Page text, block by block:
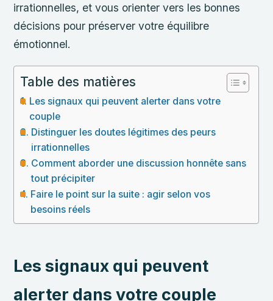
irrationnelles, et vous orienter vers les bonnes
décisions pour préserver votre équilibre
émotionnel.
Table des matières
Les signaux qui peuvent alerter dans votre
couple
Distinguer les doutes légitimes des peurs
irrationnelles
Comment aborder une discussion honnête sans
tout précipiter
Faire le point sur la suite : agir selon vos
besoins réels
Les signaux qui peuvent
alerter dans votre couple